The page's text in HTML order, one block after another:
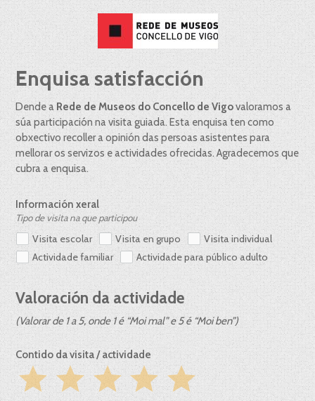
Enquisa satisfacción
Dende a Rede de Museos do Concello de Vigo valoramos a
súa participación na visita guiada. Esta enquisa ten como
obxectivo recoller a opinión das persoas asistentes para
mellorar os servizos e actividades ofrecidas. Agradecemos que
cubra a enquisa.
Información xeral
Tipo de visita na que participou
Visita escolar Visita en grupo
Visita individual
Actividade familiar
Actividade para público adulto
Valoración da actividade
(Valorar de 1 a 5, onde 1 é “Moi mal” e 5 é “Moi ben”)
Contido da visita / actividade
starstarstarstarstar